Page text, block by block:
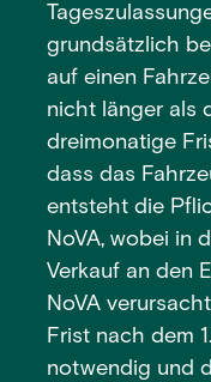
grundsätzlich
auf einen
nicht länger als
dreimonatige
dass das
entsteht die
NoVA, wobei in
Verkauf an den
NoVA
Frist nach dem
notwendig und